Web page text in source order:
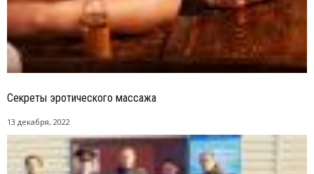
Секреты эротического массажа
13 декабря, 2022